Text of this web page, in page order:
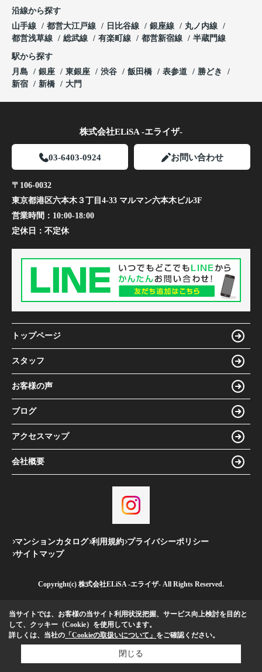
沿線から探す
山手線
都営大江戸線 日比谷線 銀座線
丸ノ内線
都営浅草線
総武線 有楽町線 都営新宿線 半蔵門線
駅から探す
月島
銀座 東銀座 渋谷 飯田橋 表参道
勝どき
新宿
新橋 大門
株式会社ELiSA -エライザ-
03-6403-0924 お問い合わせ
〒106-0032
東京都港区六本木３丁目4-33 マルマン六本木ビル3F
営業時間： 10:00-18:00
定休日： 不定休
トップページ
スタッフ
お客様の声
ブログ
アクセスマップ
会社概要
マンションカタログ 利用規約 プライバシーポリシー
サイトマップ
Copyright(c) 株式会社ELiSA -エライザ- All Rights Reserved.
当サイトでは、お客様の当サイト利用状況把握、サービス向上検討を目的と
して、クッキー（Cookie）を使用しています。
詳しくは、当社の 「Cookieの取扱いについて」 をご確認ください。
閉じる